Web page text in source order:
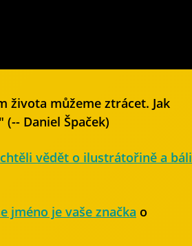
života můžeme ztrácet. Jak
Daniel Špaček)
chtěli vědět o ilustrátořině a báli
jméno je vaše značka o